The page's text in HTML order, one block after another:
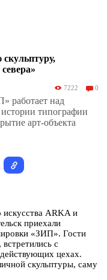
7222 0
работает над
типографии
арт-объекта
ARKA и
приехали
«ЗИП». Гости
с
цехах.
скульптуры, саму